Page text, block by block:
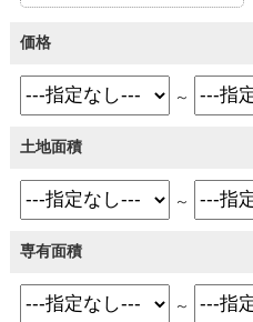
価格
～
土地面積
～
専有面積
～